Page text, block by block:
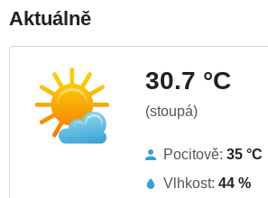
Aktuálně
30.7 °C
(stoupá)
Pocitově: 35 °C
Vlhkost: 44 %